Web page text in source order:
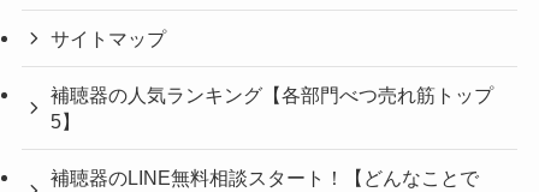
サイトマップ
補聴器の人気ランキング【各部門べつ売れ筋トップ
5】
補聴器のLINE無料相談スタート！【どんなことで